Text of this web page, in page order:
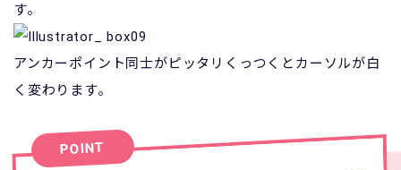
す。
アンカーポイント同士がピッタリくっつくとカーソルが白
く変わります。
POINT